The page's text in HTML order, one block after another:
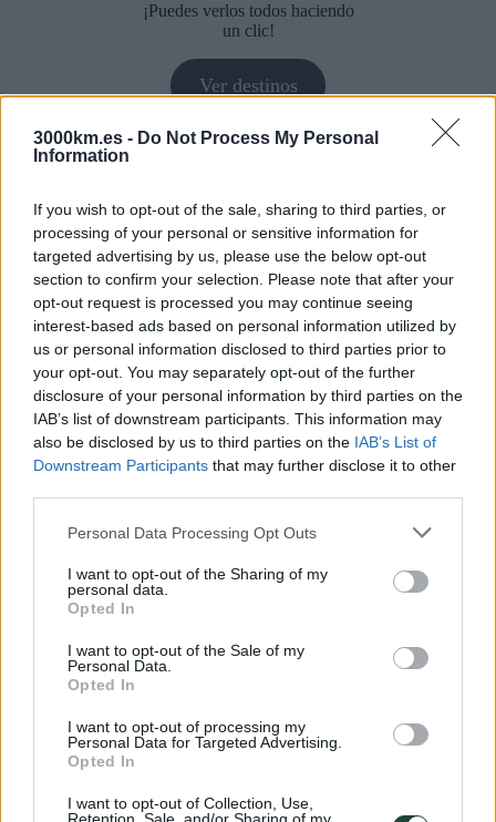
3000km.es - Do Not Process My Personal
Information
If you wish to opt-out of the sale, sharing to third parties, or
processing of your personal or sensitive information for
targeted advertising by us, please use the below opt-out
section to confirm your selection. Please note that after your
opt-out request is processed you may continue seeing
interest-based ads based on personal information utilized by
us or personal information disclosed to third parties prior to
your opt-out. You may separately opt-out of the further
disclosure of your personal information by third parties on the
IAB’s list of downstream participants. This information may
also be disclosed by us to third parties on the IAB’s List of
Downstream Participants that may further disclose it to other
Please note that this website/app uses one or more Google
not limited to your visit or usage behaviour. You may click to
grant or deny consent to Google and its third-party tags to
use your data for below specified purposes in below Google
consent section.
Personal Data Processing Opt Outs
I want to opt-out of the Sharing of my
personal data.
Opted In
I want to opt-out of the Sale of my
Personal Data.
Opted In
I want to opt-out of processing my
Personal Data for Targeted Advertising.
Opted In
I want to opt-out of Collection, Use,
¡Puedes verlos todos haciendo
un clic!
Ver destinos
Navegación
Angkor, la civilización devorada por la selva
964 632 822
672200042
hola@3000km.es
De Lunes a Viernes de 10 a 19
Destinos: Viajar sólo en grupo
África
Asia
Oceanía
Viajes en grupo del momento
Viajes a Colombia
Viajes a Filipinas
Viajes a Japón
Viajes a Nepal
¿Cómo funcionan los grupos?
¿Por qué viajar con nosotros?